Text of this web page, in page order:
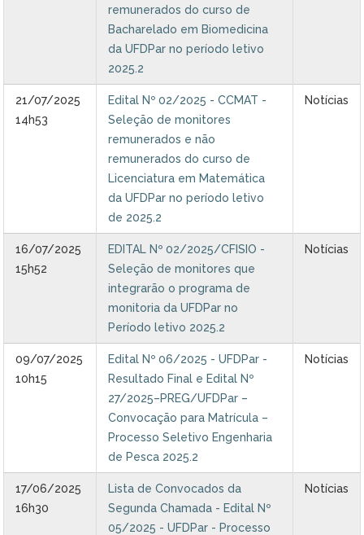
remunerados do curso de
Bacharelado em Biomedicina
da UFDPar no período letivo
2025.2
21/07/2025
14h53
Edital Nº 02/2025 - CCMAT -
Seleção de monitores
remunerados e não
remunerados do curso de
Licenciatura em Matemática
da UFDPar no período letivo
de 2025.2
Notícias
16/07/2025
15h52
EDITAL Nº 02/2025/CFISIO -
Seleção de monitores que
integrarão o programa de
monitoria da UFDPar no
Período letivo 2025.2
Notícias
09/07/2025
10h15
Edital Nº 06/2025 - UFDPar -
Resultado Final e Edital Nº
27/2025–PREG/UFDPar –
Convocação para Matrícula –
Processo Seletivo Engenharia
de Pesca 2025.2
Notícias
17/06/2025
16h30
Lista de Convocados da
Segunda Chamada - Edital Nº
05/2025 - UFDPar - Processo
Notícias